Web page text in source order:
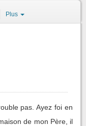
Plus
pas. Ayez foi en
de mon Père, il